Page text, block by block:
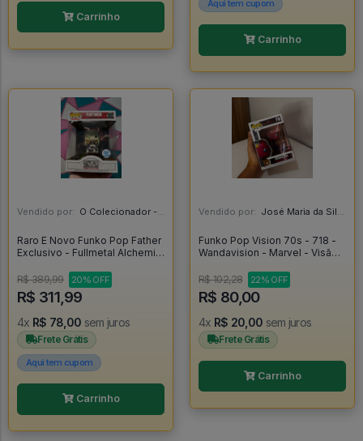
Carrinho
Aqui tem cupom
Carrinho
Vendido por: O Colecionador - SP
Raro E Novo Funko Pop Father
Exclusivo - Fullmetal Alchemist
R$ 389,99
20% OFF
R$ 311,99
4x R$ 78,00 sem juros
Frete Grátis
Aqui tem cupom
Carrinho
Vendido por: José Maria da Silva Junior - AL
Funko Pop Vision 70s - 718 -
Wandavision - Marvel - Visão -
Wandavision #718
R$ 102,28 22% OFF
R$ 80,00
4x R$ 20,00 sem juros
Frete Grátis
Carrinho